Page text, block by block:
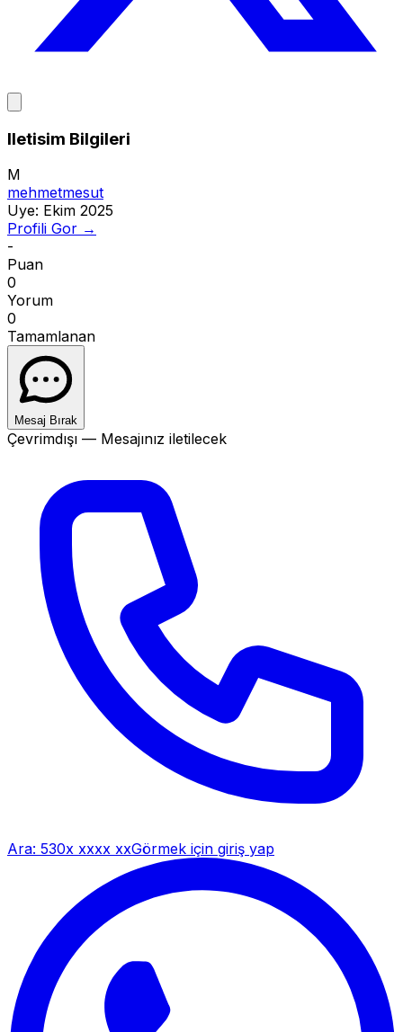
Iletisim Bilgileri
M
mehmetmesut
Uye: Ekim 2025
Profili Gor →
-
Puan
0
Yorum
0
Tamamlanan
Mesaj Bırak
Çevrimdışı — Mesajınız iletilecek
Ara: 530x xxxx xxGörmek için giriş yap